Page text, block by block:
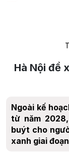
Hà Nội đề
Ngoài kế
từ năm
buýt cho
xanh giai